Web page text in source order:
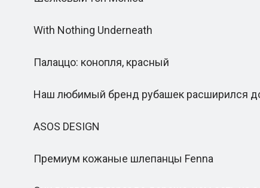
With Nothing Underneath
Палаццо: конопля, красный
Наш любимый бренд рубашек расширился до
ASOS DESIGN
Премиум кожаные шлепанцы Fenna